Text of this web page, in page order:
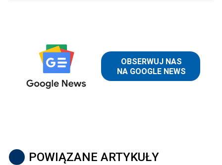
POWIĄZANE ARTYKUŁY